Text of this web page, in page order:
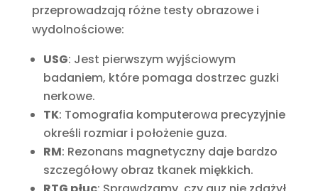
przeprowadzają różne testy obrazowe i
wydolnościowe:
USG: Jest pierwszym wyjściowym
badaniem, które pomaga dostrzec guzki
nerkowe.
TK: Tomografia komputerowa precyzyjnie
określi rozmiar i położenie guza.
RM: Rezonans magnetyczny daje bardzo
szczegółowy obraz tkanek miękkich.